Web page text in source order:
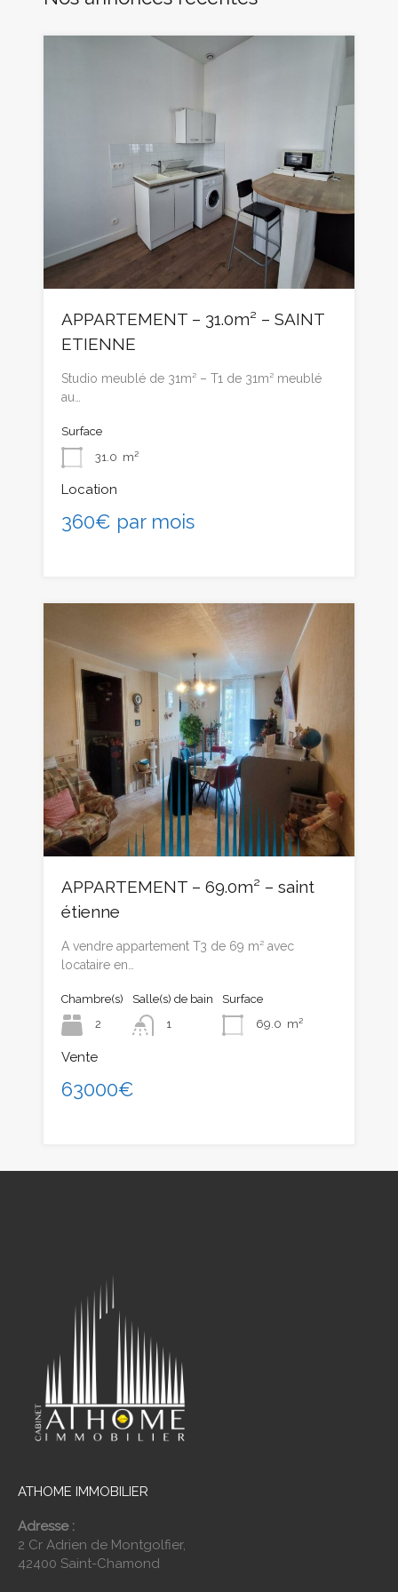
APPARTEMENT – 31.0m² – SAINT
ETIENNE
Studio meublé de 31m² – T1 de 31m² meublé
au…
Surface
31.0 m²
Location
360€ par mois
APPARTEMENT – 69.0m² – saint
étienne
A vendre appartement T3 de 69 m² avec
locataire en…
Chambre(s)
2
Salle(s) de bain
1
Surface
69.0 m²
Vente
63000€
ATHOME IMMOBILIER
Adresse :
2 Cr Adrien de Montgolfier,
42400 Saint-Chamond